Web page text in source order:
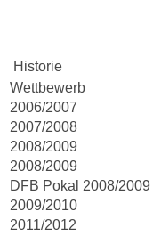
Historie
Wettbewerb
2006/2007
2007/2008
2008/2009
2008/2009
DFB Pokal 2008/2009
2009/2010
2011/2012